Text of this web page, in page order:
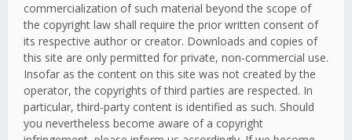
commercialization of such material beyond the scope of
the copyright law shall require the prior written consent of
its respective author or creator. Downloads and copies of
this site are only permitted for private, non-commercial use.
Insofar as the content on this site was not created by the
operator, the copyrights of third parties are respected. In
particular, third-party content is identified as such. Should
you nevertheless become aware of a copyright